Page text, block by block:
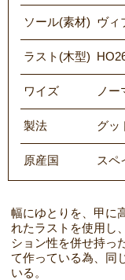
ソール(素材) ヴィ
ラスト(木型)
ワイズ ノー
製法 グッ
原産国 スペ
幅にゆとりを、甲に
れたラストを使用し
ション性を併せ持っ
て作っている為、同
いる。